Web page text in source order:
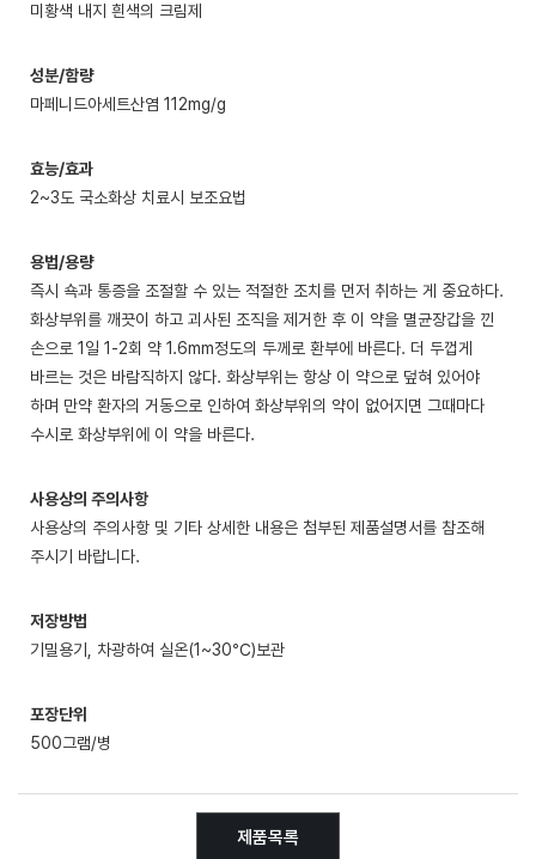
미황색 내지 흰색의 크림제
성분/함량
마페니드아세트산염 112mg/g
효능/효과
2~3도 국소화상 치료시 보조요법
용법/용량
즉시 쇽과 통증을 조절할 수 있는 적절한 조치를 먼저 취하는 게 중요하다.
화상부위를 깨끗이 하고 괴사된 조직을 제거한 후 이 약을 멸균장갑을 낀
손으로 1일 1-2회 약 1.6mm정도의 두께로 환부에 바른다. 더 두껍게
바르는 것은 바람직하지 않다. 화상부위는 항상 이 약으로 덮혀 있어야
하며 만약 환자의 거동으로 인하여 화상부위의 약이 없어지면 그때마다
수시로 화상부위에 이 약을 바른다.
사용상의 주의사항
사용상의 주의사항 및 기타 상세한 내용은 첨부된 제품설명서를 참조해
주시기 바랍니다.
저장방법
기밀용기, 차광하여 실온(1~30℃)보관
포장단위
500그램/병
제품목록